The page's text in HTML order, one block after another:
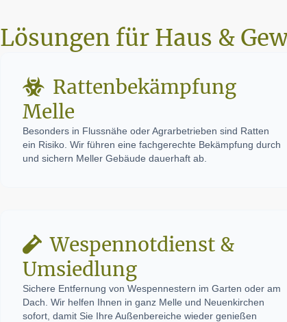
Lösungen für Haus &
Rattenbekämpfung
Melle
Besonders in Flussnähe oder Agrarbetrieben sind Ratten
ein Risiko. Wir führen eine fachgerechte Bekämpfung durch
und sichern Meller Gebäude dauerhaft ab.
Wespennotdienst &
Umsiedlung
Sichere Entfernung von Wespennestern im Garten oder am
Dach. Wir helfen Ihnen in ganz Melle und Neuenkirchen
sofort, damit Sie Ihre Außenbereiche wieder genießen